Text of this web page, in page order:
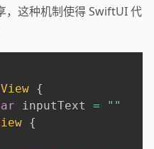
，这种机制使得 SwiftUI 代
View {
inputText =
""
{